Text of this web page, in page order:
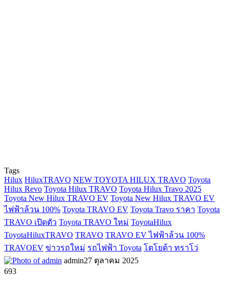
Tags
Hilux HiluxTRAVO NEW TOYOTA HILUX TRAVO Toyota
Hilux Revo Toyota Hilux TRAVO Toyota Hilux Travo 2025
Toyota New Hilux TRAVO EV Toyota New Hilux TRAVO EV
ไฟฟ้าล้วน 100% Toyota TRAVO EV Toyota Travo ราคา Toyota
TRAVO เปิดตัว Toyota TRAVO ใหม่ ToyotaHilux
ToyotaHiluxTRAVO TRAVO TRAVO EV ไฟฟ้าล้วน 100%
TRAVOEV ข่าวรถใหม่ รถไฟฟ้า Toyota โตโยต้า ทราโว่
admin27 ตุลาคม 2025
693